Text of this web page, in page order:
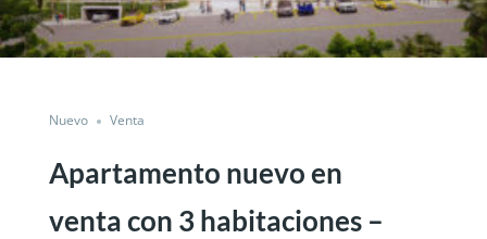
Nuevo Venta
Apartamento nuevo en
venta con 3 habitaciones –